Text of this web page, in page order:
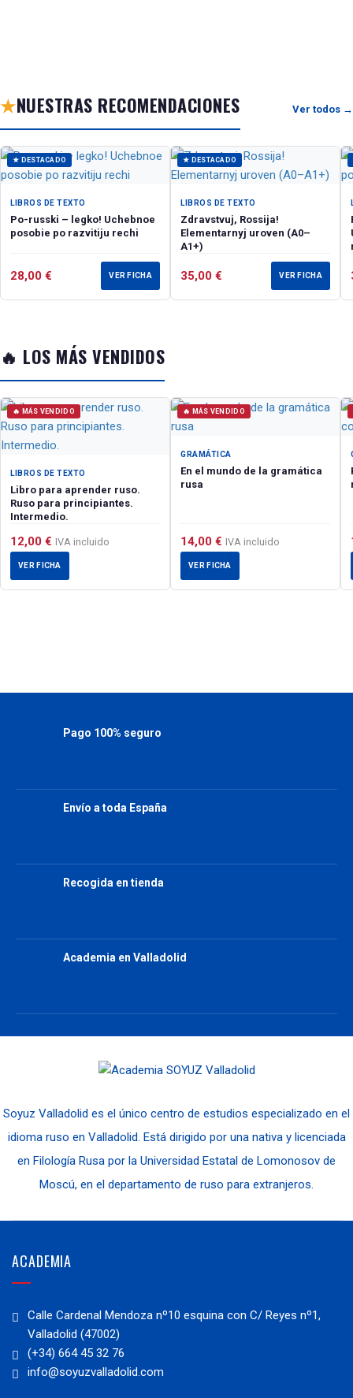
★NUESTRAS RECOMENDACIONES Ver todos →
★ DESTACADO
LIBROS DE TEXTO
Po-russki – legko! Uchebnoe
posobie po razvitiju rechi
28,00 € VER FICHA
★ DESTACADO
LIBROS DE TEXTO
Zdravstvuj, Rossija!
Elementarnyj uroven (А0–
А1+)
35,00 € VER FICHA
🔥 LOS MÁS VENDIDOS
🔥 MÁS VENDIDO
LIBROS DE TEXTO
Libro para aprender ruso.
Ruso para principiantes.
Intermedio.
12,00 € IVA incluido
VER FICHA
🔥 MÁS VENDIDO
GRAMÁTICA
En el mundo de la gramática
rusa
14,00 € IVA incluido
VER FICHA
Pago 100% seguro
Envío a toda España
Recogida en tienda
Academia en Valladolid
Soyuz Valladolid es el único centro de estudios especializado en el
idioma ruso en Valladolid. Está dirigido por una nativa y licenciada
en Filología Rusa por la Universidad Estatal de Lomonosov de
Moscú, en el departamento de ruso para extranjeros.
ACADEMIA
Calle Cardenal Mendoza nº10 esquina con C/ Reyes nº1,
Valladolid (47002)
(+34) 664 45 32 76
info@soyuzvalladolid.com